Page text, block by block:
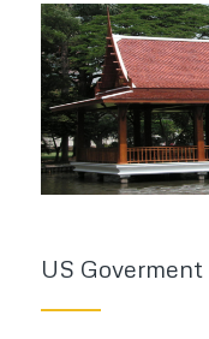
US Goverment